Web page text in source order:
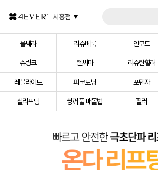
시흥점
울쎄라 리쥬베룩 인모드
슈링크 텐써마 리쥬란힐러
레블라이트 피코토닝 포텐자
실리프팅 쌍꺼풀 매몰법 필러